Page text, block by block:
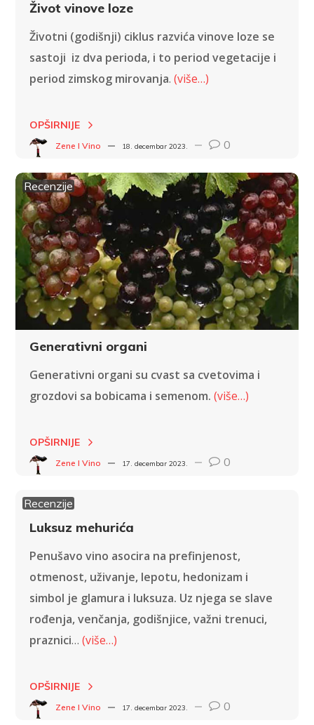
Život vinove loze
Životni (godišnji) ciklus razvića vinove loze se
sastoji iz dva perioda, i to period vegetacije i
period zimskog mirovanja.(više…)
OPŠIRNIJE
Zene I Vino 18. decembar 2023. 0
Recenzije
Generativni organi
Generativni organi su cvast sa cvetovima i
grozdovi sa bobicama i semenom. (više…)
OPŠIRNIJE
Zene I Vino 17. decembar 2023. 0
Recenzije
Luksuz mehurića
Penušavo vino asocira na prefinjenost,
otmenost, uživanje, lepotu, hedonizam i
simbol je glamura i luksuza. Uz njega se slave
rođenja, venčanja, godišnjice, važni trenuci,
praznici…(više…)
OPŠIRNIJE
Zene I Vino 17. decembar 2023. 0